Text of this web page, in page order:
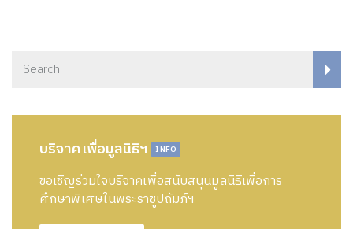
บริจาคเพื่อมูลนิธิฯ INFO
ขอเชิญร่วมใจบริจาคเพื่อสนับสนุนมูลนิธิเพื่อการ
ศึกษาพิเศษในพระราชูปถัมภ์ฯ